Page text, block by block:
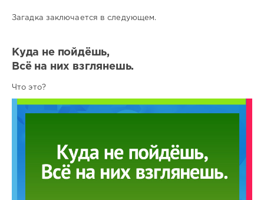
Загадка заключается в следующем.
Куда не пойдёшь,
Всё на них взглянешь.
Что это?